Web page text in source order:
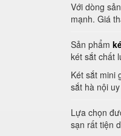
Với dòng
mạnh. Giá
Sản phẩm
két sắt chất
Két sắt mini
sắt hà nội
Lựa chọn
sạn rất tiện